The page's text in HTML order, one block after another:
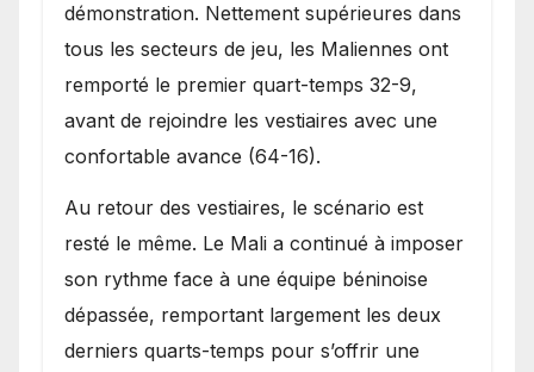
démonstration. Nettement supérieures dans
tous les secteurs de jeu, les Maliennes ont
remporté le premier quart-temps 32-9,
avant de rejoindre les vestiaires avec une
confortable avance (64-16).
Au retour des vestiaires, le scénario est
resté le même. Le Mali a continué à imposer
son rythme face à une équipe béninoise
dépassée, remportant largement les deux
derniers quarts-temps pour s’offrir une